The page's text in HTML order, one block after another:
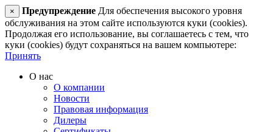
× Предупреждение Для обеспечения высокого уровня
обслуживания на этом сайте используются куки (cookies).
Продолжая его использование, вы соглашаетесь с тем, что
куки (cookies) будут сохраняться на вашем компьютере:
Принять
О нас
О компании
Новости
Правовая информация
Дилеры